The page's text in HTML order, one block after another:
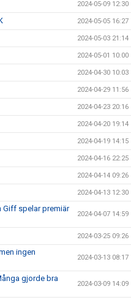
2024-05-09 12:30
2024-05-05 16:27
2024-05-03 21:14
2024-05-01 10:00
2024-04-30 10:03
2024-04-29 11:56
2024-04-23 20:16
2024-04-20 19:14
2024-04-19 14:15
2024-04-16 22:25
2024-04-14 09:26
2024-04-13 12:30
Giff spelar premiär
2024-04-07 14:59
2024-03-25 09:26
ingen
2024-03-13 08:17
gjorde bra
2024-03-09 14:09